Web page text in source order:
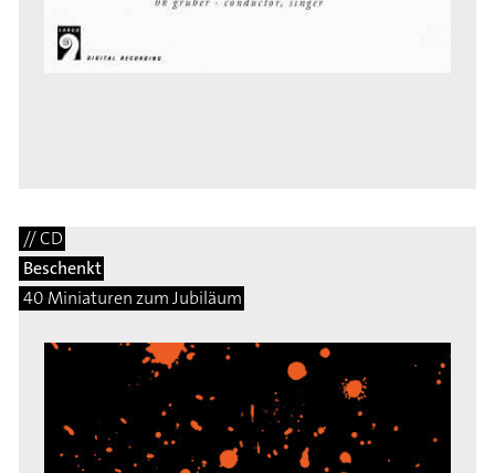
// CD
Beschenkt
40 Miniaturen zum Jubiläum